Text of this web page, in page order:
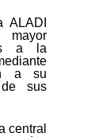
ALADI
mayor
a la
a su
de sus
central